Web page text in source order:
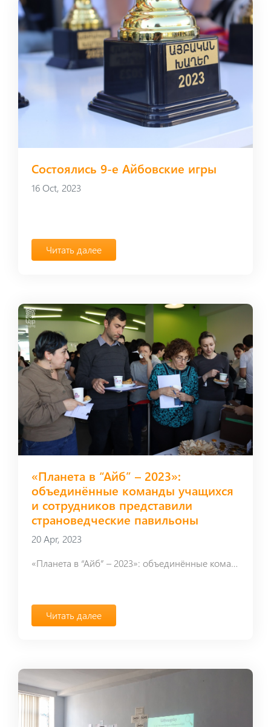
Состоялись 9-е Айбовские игры
16 Oct, 2023
Читать далее
«Планета в “Айб” – 2023»:
объединённые команды учащихся
и сотрудников представили
страноведческие павильоны
20 Apr, 2023
«Планета в “Айб” – 2023»: объединённые команды учащихся и сотрудников представили страноведческие павильоны
Читать далее